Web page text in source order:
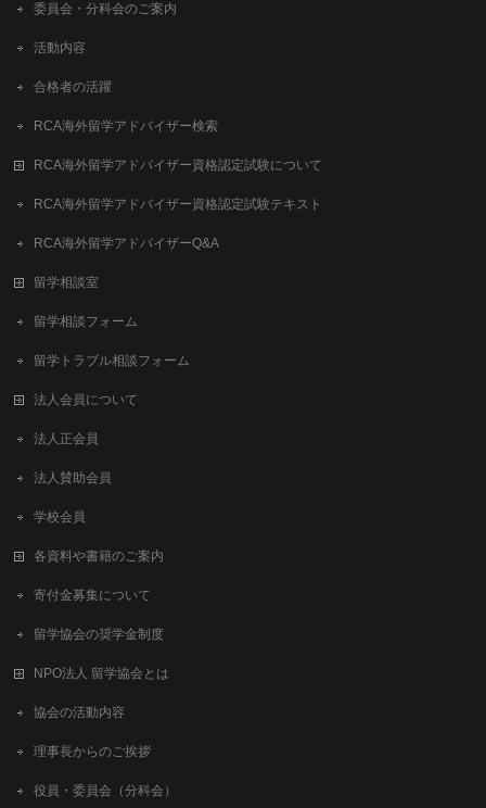
委員会・分科会のご案内
活動内容
合格者の活躍
RCA海外留学アドバイザー検索
RCA海外留学アドバイザー資格認定試験について
RCA海外留学アドバイザー資格認定試験テキスト
RCA海外留学アドバイザーQ&A
留学相談室
留学相談フォーム
留学トラブル相談フォーム
法人会員について
法人正会員
法人賛助会員
学校会員
各資料や書籍のご案内
寄付金募集について
留学協会の奨学金制度
NPO法人 留学協会とは
協会の活動内容
理事長からのご挨拶
役員・委員会（分科会）